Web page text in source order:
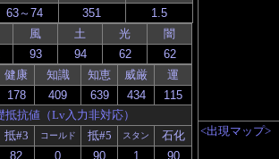
風 土 光 闇
健康 知識 知恵 威厳 運
抵抗値（Lv入力非対応）
抵#3 コールド 抵#5 スタン 石化 <出現マップ>